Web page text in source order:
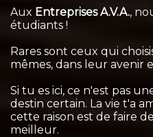
Aux Entreprises A.V.A.,
étudiants !
Rares sont ceux qui
mêmes, dans leur avenir
Si tu es ici, ce n'est pas
destin certain. La vie t'a
cette raison est de faire
meilleur.